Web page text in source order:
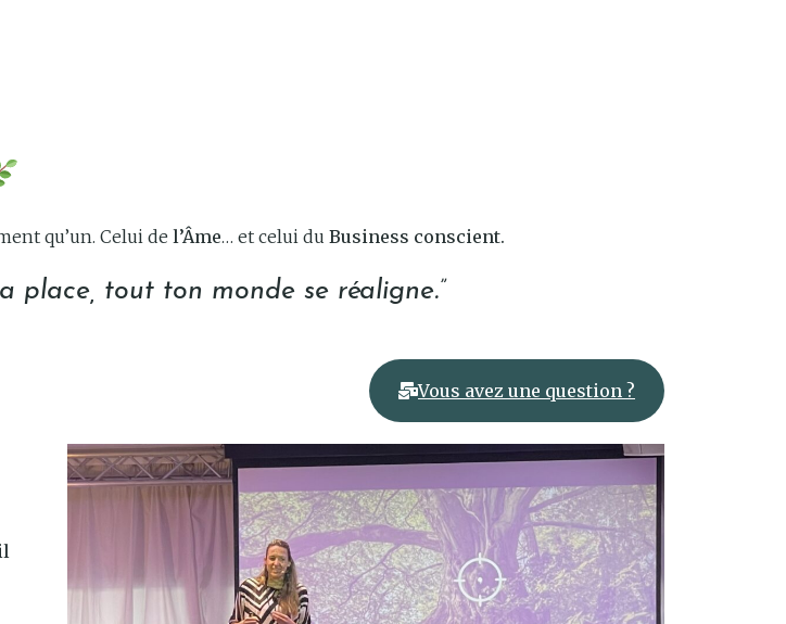
qu’un. Celui de l’Âme… et celui du Business conscient.
place, tout ton monde se réaligne.”
Vous avez une question ?